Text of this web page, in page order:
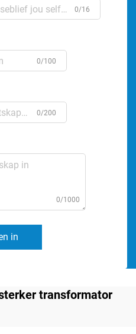
0/16
0/100
0/200
0/1000
in
transformator